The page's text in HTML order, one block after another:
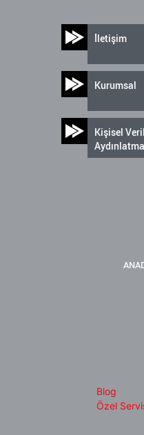
İletişim
Kurumsal
Kişisel
Blog
Özel